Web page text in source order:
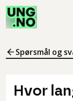
Spørsmål og
Hvor